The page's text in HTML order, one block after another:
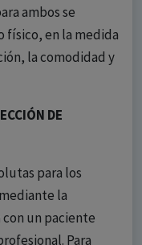
ambos se
físico, en la medida
la comodidad y
DE
para los
la
un paciente
Para